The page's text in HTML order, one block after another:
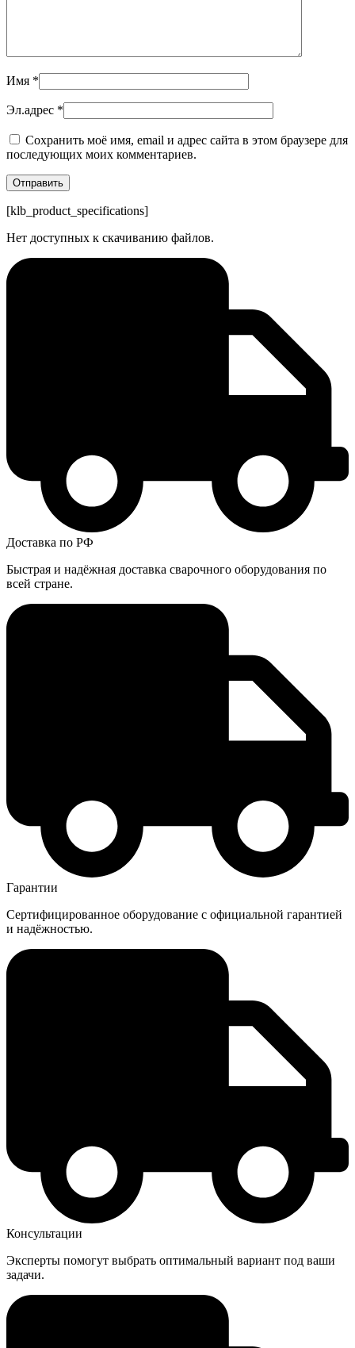
Имя *
Эл.адрес *
Сохранить моё имя, email и адрес сайта в этом браузере для
последующих моих комментариев.
[klb_product_specifications]
Нет доступных к скачиванию файлов.
Доставка по РФ
Быстрая и надёжная доставка сварочного оборудования по
всей стране.
Гарантии
Сертифицированное оборудование с официальной гарантией
и надёжностью.
Консультации
Эксперты помогут выбрать оптимальный вариант под ваши
задачи.